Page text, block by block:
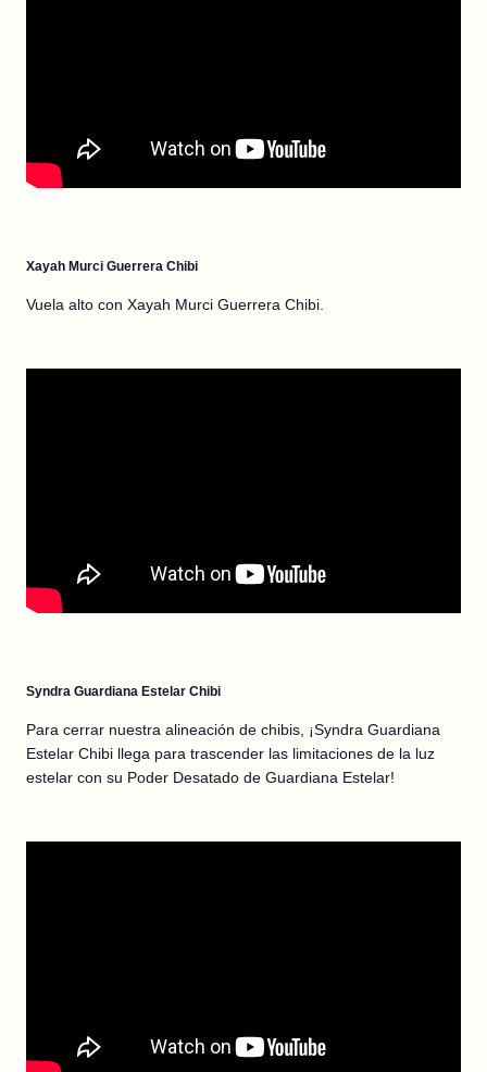
Xayah Murci Guerrera Chibi
Vuela alto con Xayah Murci Guerrera Chibi.
Syndra Guardiana Estelar Chibi
Para cerrar nuestra alineación de chibis, ¡Syndra Guardiana
Estelar Chibi llega para trascender las limitaciones de la luz
estelar con su Poder Desatado de Guardiana Estelar!